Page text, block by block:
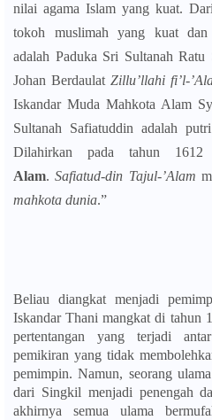
nilai agama Islam yang kuat.
tokoh muslimah yang kuat dan
adalah Paduka Sri Sultanah Ratu
Johan Berdaulat Zillu’llahi fi’l-
Iskandar Muda Mahkota Alam
Sultanah Safiatuddin adalah
Dilahirkan pada tahun
Alam.Safiatud-din Tajul-’Alam
mahkota dunia.”
Beliau diangkat menjadi
Iskandar Thani mangkat di tahun
pertentangan yang terjadi
pemikiran yang tidak
pemimpin. Namun, seorang
dari Singkil menjadi penengah
akhirnya semua ulama